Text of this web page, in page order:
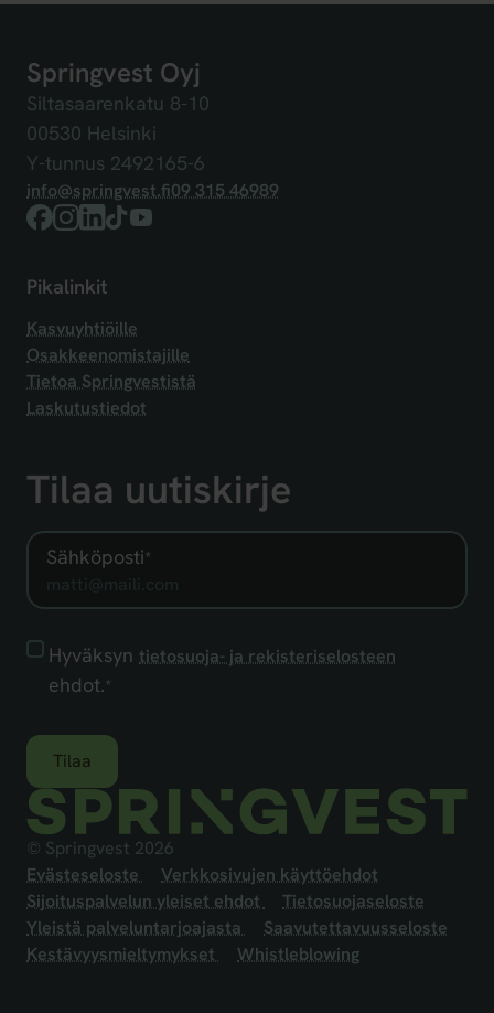
Springvest Oyj
Siltasaarenkatu 8-10
00530 Helsinki
Y-tunnus 2492165-6
info@springvest.fi09 315 46989
Facebook
Instagram
LinkedIn
TikTokYouTube
Pikalinkit
Kasvuyhtiöille
Osakkeenomistajille
Tietoa Springvestistä
Laskutustiedot
Tilaa uutiskirje
Sähköposti*
Hyväksyn
tietosuoja-
rekisteriselosteen
ehdot.*
Hyväksyn tietosuoja- ja rekisteriselosteen
ehdot.*
© Springvest 2026
Evästeseloste
Verkkosivujen käyttöehdot
Sijoituspalvelun yleiset ehdot
Tietosuojaseloste
Yleistä palveluntarjoajasta
Saavutettavuusseloste
Kestävyysmieltymykset
Whistleblowing